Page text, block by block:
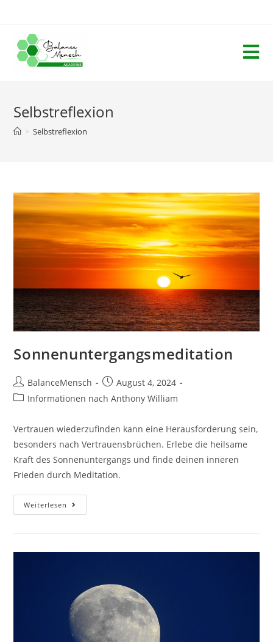
Selbstreflexion
> Selbstreflexion
Sonnenuntergangsmeditation
BalanceMensch
August 4, 2024
Informationen nach Anthony William
Vertrauen wiederzufinden kann eine Herausforderung sein,
besonders nach Vertrauensbrüchen. Erlebe die heilsame
Kraft des Sonnenuntergangs und finde deinen inneren
Frieden durch Meditation.
Weiterlesen